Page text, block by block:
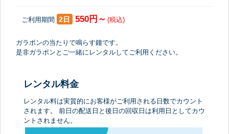
ご利用期間 2日 550円～ (税込)
ガラポンの当たりで鳴らす鐘です。
是非ガラポンとご一緒にレンタルしてご利用ください。
レンタル料金
レンタル料は実質的にお客様がご利用される日数でカウント
されます。 前日の配送日と後日の回収日は利用日としてカウ
ントされません。